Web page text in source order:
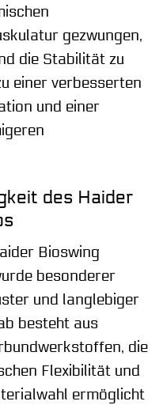
gezwungen,
die Stabilität zu
einer verbesserten
und einer
des Haider
Bioswing
besonderer
und langlebiger
besteht aus
die
Flexibilität und
ermöglicht